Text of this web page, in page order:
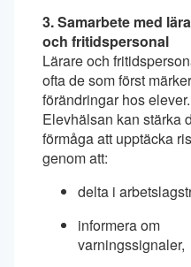
3. Samarbete med
och fritidspersonal
Lärare och
ofta de som först märker
förändringar hos elever.
Elevhälsan kan stärka
förmåga att upptäcka
genom att:
delta i
informera om
varningssignaler,